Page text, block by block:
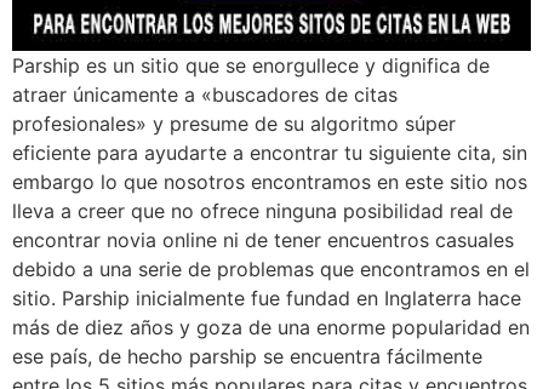
Parship es un sitio que se enorgullece y dignifica de
atraer únicamente a «buscadores de citas
profesionales» y presume de su algoritmo súper
eficiente para ayudarte a encontrar tu siguiente cita, sin
embargo lo que nosotros encontramos en este sitio nos
lleva a creer que no ofrece ninguna posibilidad real de
encontrar novia online ni de tener encuentros casuales
debido a una serie de problemas que encontramos en el
sitio. Parship inicialmente fue fundad en Inglaterra hace
más de diez años y goza de una enorme popularidad en
ese país, de hecho parship se encuentra fácilmente